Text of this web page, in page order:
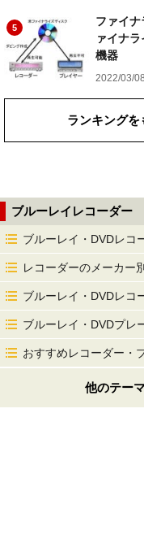
5
ファイナ
ァイナ
機器
2022/03/08
ランキングを
ブルーレイレコーダー
ブルーレイ・DVDレコ
レコーダーのメーカー
ブルーレイ・DVDレコ
ブルーレイ・DVDプレ
おすすめレコーダー・
他のテー